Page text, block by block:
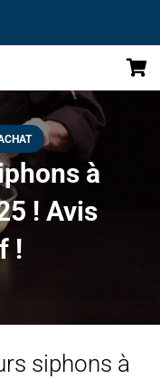
à
! Avis
!
siphons à